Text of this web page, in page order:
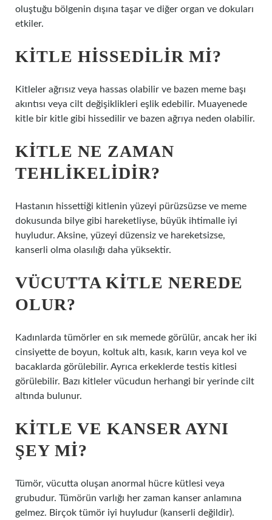
oluştuğu bölgenin dışına taşar ve diğer organ ve dokuları
etkiler.
KITLE HISSEDILIR MI?
Kitleler ağrısız veya hassas olabilir ve bazen meme başı
akıntısı veya cilt değişiklikleri eşlik edebilir. Muayenede
kitle bir kitle gibi hissedilir ve bazen ağrıya neden olabilir.
KITLE NE ZAMAN
TEHLIKELIDIR?
Hastanın hissettiği kitlenin yüzeyi pürüzsüzse ve meme
dokusunda bilye gibi hareketliyse, büyük ihtimalle iyi
huyludur. Aksine, yüzeyi düzensiz ve hareketsizse,
kanserli olma olasılığı daha yüksektir.
VÜCUTTA KITLE NEREDE
OLUR?
Kadınlarda tümörler en sık memede görülür, ancak her iki
cinsiyette de boyun, koltuk altı, kasık, karın veya kol ve
bacaklarda görülebilir. Ayrıca erkeklerde testis kitlesi
görülebilir. Bazı kitleler vücudun herhangi bir yerinde cilt
altında bulunur.
KITLE VE KANSER AYNI
ŞEY MI?
Tümör, vücutta oluşan anormal hücre kütlesi veya
grubudur. Tümörün varlığı her zaman kanser anlamına
gelmez. Birçok tümör iyi huyludur (kanserli değildir).